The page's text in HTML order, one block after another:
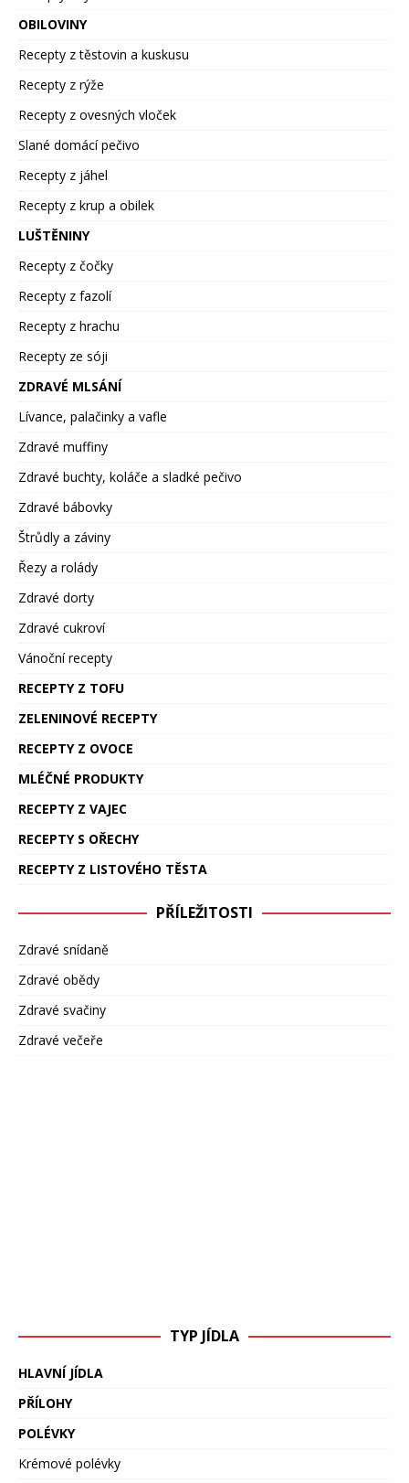
OBILOVINY
Recepty z těstovin a kuskusu
Recepty z rýže
Recepty z ovesných vloček
Slané domácí pečivo
Recepty z jáhel
Recepty z krup a obilek
LUŠTĚNINY
Recepty z čočky
Recepty z fazolí
Recepty z hrachu
Recepty ze sóji
ZDRAVÉ MLSÁNÍ
Lívance, palačinky a vafle
Zdravé muffiny
Zdravé buchty, koláče a sladké pečivo
Zdravé bábovky
Štrůdly a záviny
Řezy a rolády
Zdravé dorty
Zdravé cukroví
Vánoční recepty
RECEPTY Z TOFU
ZELENINOVÉ RECEPTY
RECEPTY Z OVOCE
MLÉČNÉ PRODUKTY
RECEPTY Z VAJEC
RECEPTY S OŘECHY
RECEPTY Z LISTOVÉHO TĚSTA
PŘÍLEŽITOSTI
Zdravé snídaně
Zdravé obědy
Zdravé svačiny
Zdravé večeře
TYP JÍDLA
HLAVNÍ JÍDLA
PŘÍLOHY
POLÉVKY
Krémové polévky